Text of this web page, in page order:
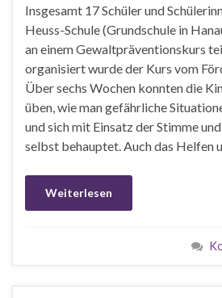
Insgesamt 17 Schüler und
Heuss-Schule (Grundschule in
an einem Gewaltpräventionskurs
organisiert wurde der Kurs vom
Über sechs Wochen konnten die
üben, wie man gefährliche
und sich mit Einsatz der Stimme
selbst behauptet. Auch das Helfen
Weiterlesen